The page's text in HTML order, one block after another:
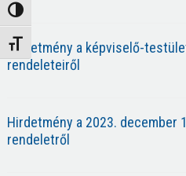
Nagy kontraszt váltása
Betűméret váltása
Hirdetmény a képviselő-
rendeleteiről
Hirdetmény a 2023. december
rendeletről